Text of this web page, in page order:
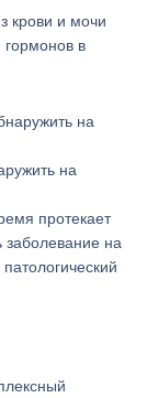
крови и мочи
в
на
протекает
на